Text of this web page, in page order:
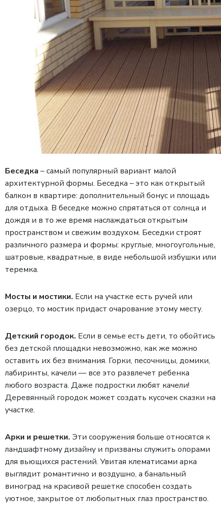
Беседка – самый популярный вариант малой
архитектурной формы. Беседка – это как открытый
балкон в квартире: дополнительный бонус и площадь
для отдыха. В беседке можно спрятаться от солнца и
дождя и в то же время наслаждаться открытым
пространством и свежим воздухом. Беседки строят
различного размера и формы: круглые, многоугольные,
шатровые, квадратные, в виде небольшой избушки или
теремка.
Мосты и мостики. Если на участке есть ручей или
озерцо, то мостик придаст очарование этому месту.
Детский городок. Если в семье есть дети, то обойтись
без детской площадки невозможно, как же можно
оставить их без внимания. Горки, песочницы, домики,
лабиринты, качели — все это развлечет ребенка
любого возраста. Даже подростки любят качели!
Деревянный городок может создать кусочек сказки на
участке.
Арки и решетки. Эти сооружения больше относятся к
ландшафтному дизайну и призваны служить опорами
для вьющихся растений. Увитая клематисами арка
выглядит романтично и воздушно, а банальный
виноград на красивой решетке способен создать
уютное, закрытое от любопытных глаз пространство.